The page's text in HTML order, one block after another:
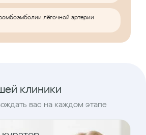
лёгочной артерии
клиники
вас на каждом этапе